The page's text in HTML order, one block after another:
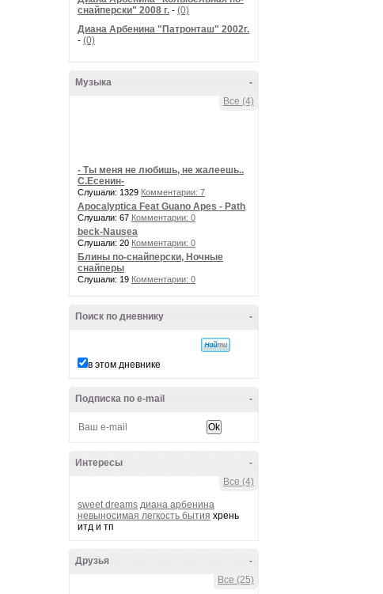
снайперски" 2008 г. - (0)
Диана Арбенина "Патронташ" 2002г.
- (0)
-
Музыка
Все (4)
- Ты меня не любишь, не жалеешь..
С.Есенин-
Слушали: 1329 Комментарии: 7
Apocalyptica Feat Guano Apes - Path
Слушали: 67 Комментарии: 0
beck-Nausea
Слушали: 20 Комментарии: 0
Блины по-снайперски, Ночные
снайперы
Слушали: 19 Комментарии: 0
-
Поиск по дневнику
в этом дневнике
-
Подписка по e-mail
-
Интересы
Все (4)
sweet dreams диана арбенина
невыносимая легкость бытия хрень
итд и тп
-
Друзья
Все (25)